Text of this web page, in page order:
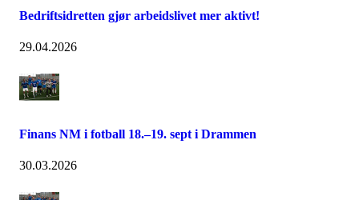
Bedriftsidretten gjør arbeidslivet mer aktivt!
29.04.2026
Finans NM i fotball 18.–19. sept i Drammen
30.03.2026